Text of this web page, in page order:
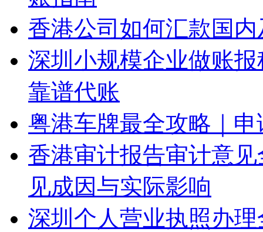
香港公司如何汇款国
深圳小规模企业做账
靠谱代账
粤港车牌最全攻略｜
香港审计报告审计意
见成因与实际影响
深圳个人营业执照办